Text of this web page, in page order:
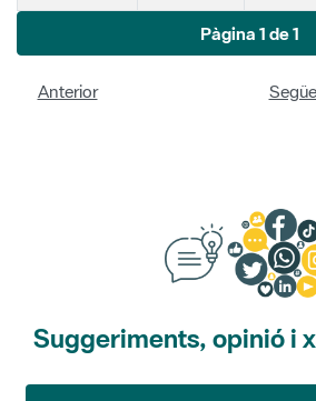
Pàgina 1 de 1
Anterior
Suggeriments, opinió i